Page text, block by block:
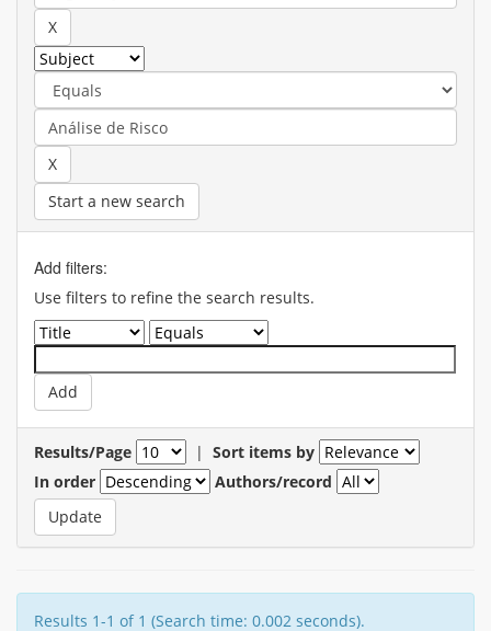
Start a new search
Add filters:
Use filters to refine the search results.
Results/Page | Sort items by
In order
Authors/record
Results 1-1 of 1 (Search time: 0.002 seconds).